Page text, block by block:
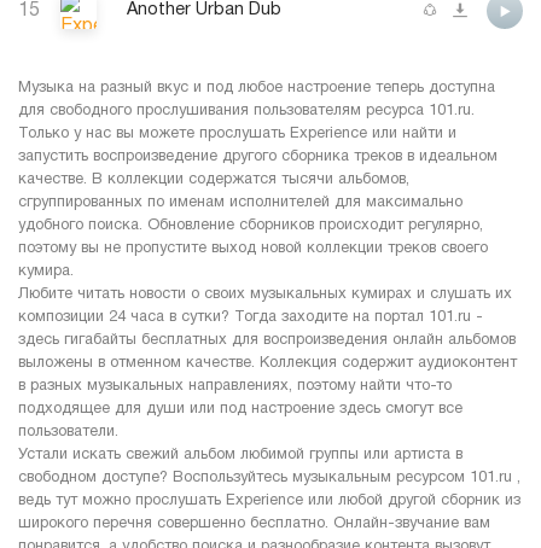
15 Another Urban Dub
Музыка на разный вкус и под любое настроение теперь доступна
для свободного прослушивания пользователям ресурса 101.ru.
Только у нас вы можете прослушать Experience или найти и
запустить воспроизведение другого сборника треков в идеальном
качестве. В коллекции содержатся тысячи альбомов,
сгруппированных по именам исполнителей для максимально
удобного поиска. Обновление сборников происходит регулярно,
поэтому вы не пропустите выход новой коллекции треков своего
кумира.
Любите читать новости о своих музыкальных кумирах и слушать их
композиции 24 часа в сутки? Тогда заходите на портал 101.ru -
здесь гигабайты бесплатных для воспроизведения онлайн альбомов
выложены в отменном качестве. Коллекция содержит аудиоконтент
в разных музыкальных направлениях, поэтому найти что-то
подходящее для души или под настроение здесь смогут все
пользователи.
Устали искать свежий альбом любимой группы или артиста в
свободном доступе? Воспользуйтесь музыкальным ресурсом 101.ru ,
ведь тут можно прослушать Experience или любой другой сборник из
широкого перечня совершенно бесплатно. Онлайн-звучание вам